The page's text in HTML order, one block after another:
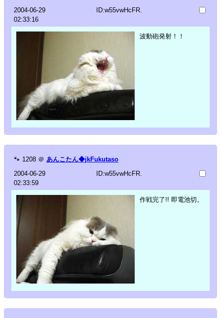
2004-06-29
02:33:16
ID:w55vwHcFR.
波動砲発射！！
🐾 1208 ＠ あんこたん◆jkFukutaso
2004-06-29
02:33:59
ID:w55vwHcFR.
作戦完了!! 即電池切。